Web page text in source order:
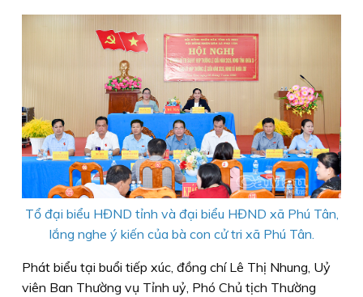
Tổ đại biểu HĐND tỉnh và đại biểu HĐND xã Phú Tân,
lắng nghe ý kiến của bà con cử tri xã Phú Tân.
Phát biểu tại buổi tiếp xúc, đồng chí Lê Thị Nhung, Uỷ
viên Ban Thường vụ Tỉnh uỷ, Phó Chủ tịch Thường